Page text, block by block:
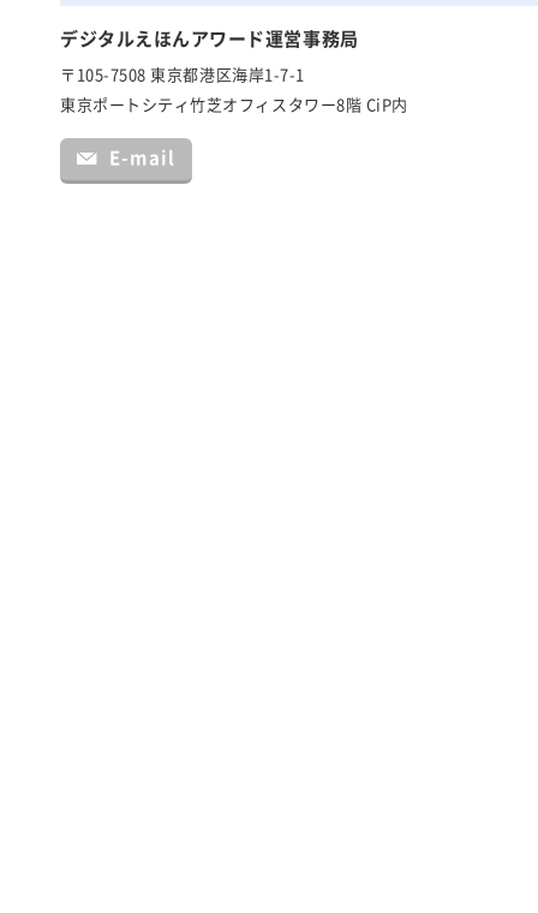
デジタルえほんアワード運営事務局
〒105-7508 東京都港区海岸1-7-1
東京ポートシティ竹芝オフィスタワー8階 CiP内
E-mail